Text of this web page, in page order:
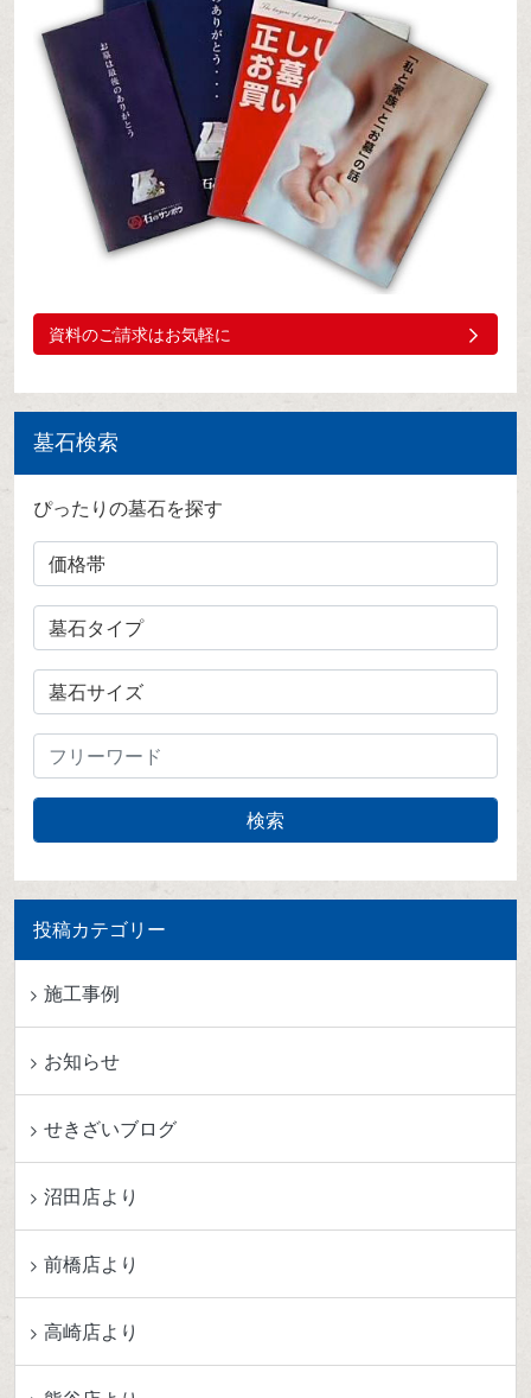
資料のご請求はお気軽に
墓石検索
ぴったりの墓石を探す
投稿カテゴリー
施工事例
お知らせ
せきざいブログ
沼田店より
前橋店より
高崎店より